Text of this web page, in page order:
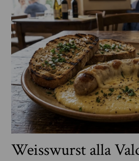
Weisswurst alla